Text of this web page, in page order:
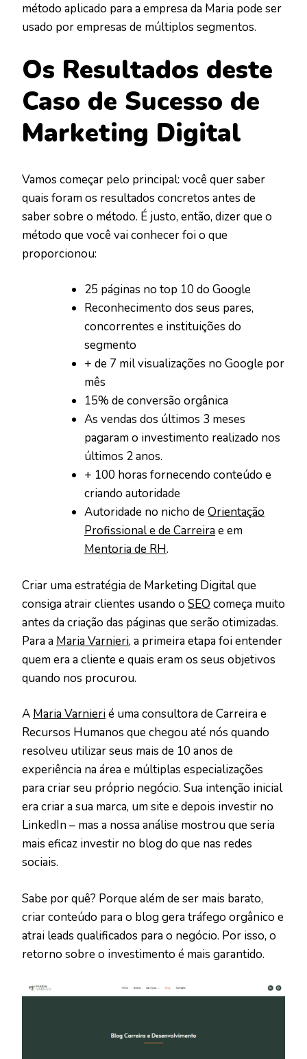
método aplicado para a empresa da Maria pode ser
usado por empresas de múltiplos segmentos.
Os Resultados deste
Caso de Sucesso de
Marketing Digital
Vamos começar pelo principal: você quer saber
quais foram os resultados concretos antes de
saber sobre o método. É justo, então, dizer que o
método que você vai conhecer foi o que
proporcionou:
25 páginas no top 10 do Google
Reconhecimento dos seus pares,
concorrentes e instituições do
segmento
+ de 7 mil visualizações no Google por
mês
15% de conversão orgânica
As vendas dos últimos 3 meses
pagaram o investimento realizado nos
últimos 2 anos.
+ 100 horas fornecendo conteúdo e
criando autoridade
Autoridade no nicho deOrientação
Profissional e de Carreirae em
Mentoria de RH.
Criar uma estratégia de Marketing Digital que
consiga atrair clientes usando o SEO começa muito
antes da criação das páginas que serão otimizadas.
Para a Maria Varnieri, a primeira etapa foi entender
quem era a cliente e quais eram os seus objetivos
quando nos procurou.
A Maria Varnierié uma consultora de Carreira e
Recursos Humanos que chegou até nós quando
resolveu utilizar seus mais de 10 anos de
experiência na área e múltiplas especializações
para criar seu próprio negócio. Sua intenção inicial
era criar a sua marca, um site e depois investir no
LinkedIn – mas a nossa análise mostrou que seria
mais eficaz investir no blog do que nas redes
sociais.
Sabe por quê? Porque além de ser mais barato,
criar conteúdo para o blog gera tráfego orgânico e
atrai leads qualificados para o negócio. Por isso, o
retorno sobre o investimento é mais garantido.